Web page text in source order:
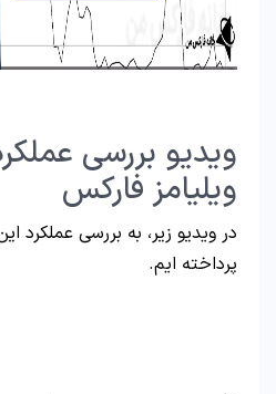
ویدیو بررسی
ویلیامز فارکس
در ویدیو زیر، به بررسی عملکرد
پرداخته ایم.